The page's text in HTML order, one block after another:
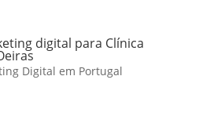
digital para Clínica
Digital em Portugal